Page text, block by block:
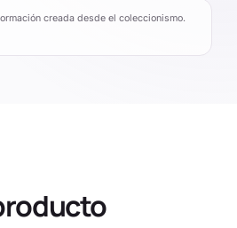
creada desde el coleccionismo.